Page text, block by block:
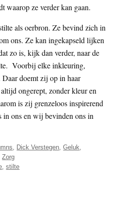
waarop ze verder kan gaan.
als oerbron. Ze bevind zich in
ons. Ze kan ingekapseld lijken
zo is, kijk dan verder, naar de
Voorbij elke inkleuring,
Daar doemt zij op in haar
ongerept, zonder kleur en
is zij grenzeloos inspirerend
in ons en wij bevinden ons in
Dick Verstegen ,Geluk
,Zorg
,stilte